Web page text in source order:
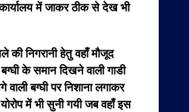
में जाकर ठीक से देख भी
निगरानी हेतु वहाँ मौजूद
के समान दिखने वाली गाडी
बग्घी पर निशाना लगाकर
में भी सुनी गयी जब वहाँ इस